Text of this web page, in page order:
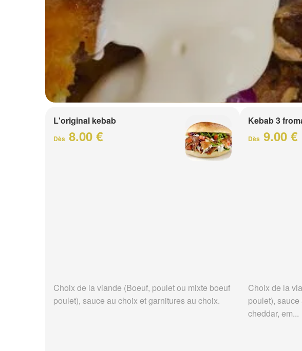
L'original kebab
Dès 8.00 €
Choix de la viande (Boeuf, poulet ou mixte boeuf
poulet), sauce au choix et garnitures au choix.
Kebab 3
Dès 9.00 €
Choix de la
poulet),
cheddar, em...